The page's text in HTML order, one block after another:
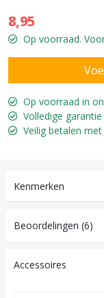
8,95
Op voorraad.
Op voorraad in
Volledige
Veilig betalen
Kenmerken
Beoordelingen (6)
Accessoires